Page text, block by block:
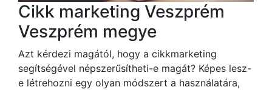
Cikk marketing Veszprém
Veszprém megye
Azt kérdezi magától, hogy a cikkmarketing
segítségével népszerűsítheti-e magát? Képes lesz-
e létrehozni egy olyan módszert a használatára,